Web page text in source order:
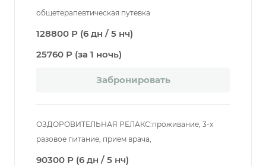
общетерапевтическая путевка
128800 Р (6 дн / 5 нч)
25760 Р (за 1 ночь)
Забронировать
ОЗДОРОВИТЕЛЬНАЯ РЕЛАКС:проживание, 3-х
разовое питание, прием врача,
90300 Р (6 дн / 5 нч)